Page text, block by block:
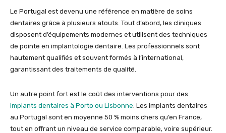
Le Portugal est devenu une référence en matière de soins
dentaires grâce à plusieurs atouts. Tout d’abord, les cliniques
disposent d’équipements modernes et utilisent des techniques
de pointe en implantologie dentaire. Les professionnels sont
hautement qualifiés et souvent formés à l’international,
garantissant des traitements de qualité.
Un autre point fort est le coût des interventions pour des
implants dentaires à Porto ou Lisbonne . Les implants dentaires
au Portugal sont en moyenne 50 % moins chers qu’en France,
tout en offrant un niveau de service comparable, voire supérieur.